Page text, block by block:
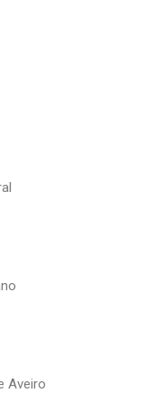
Aveiro